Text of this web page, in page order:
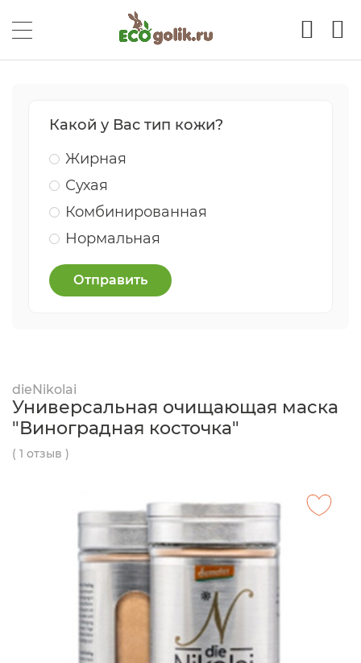
Какой у Вас тип кожи?
Жирная
Сухая
Комбинированная
Нормальная
Отправить
dieNikolai
Универсальная очищающая маска
"Виноградная косточка"
( 1 отзыв )